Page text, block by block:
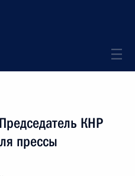
КНР
прессы